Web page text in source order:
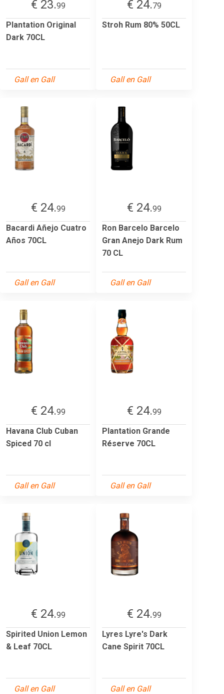
€ 23.99
Plantation Original
Dark 70CL
Gall en Gall
€ 24.79
Stroh Rum 80% 50CL
Gall en Gall
€ 24.99
Bacardi Añejo Cuatro
Años 70CL
Gall en Gall
€ 24.99
Ron Barcelo Barcelo
Gran Anejo Dark Rum
70 CL
Gall en Gall
€ 24.99
Havana Club Cuban
Spiced 70 cl
Gall en Gall
€ 24.99
Plantation Grande
Réserve 70CL
Gall en Gall
€ 24.99
Spirited Union Lemon
& Leaf 70CL
Gall en Gall
€ 24.99
Lyres Lyre's Dark
Cane Spirit 70CL
Gall en Gall